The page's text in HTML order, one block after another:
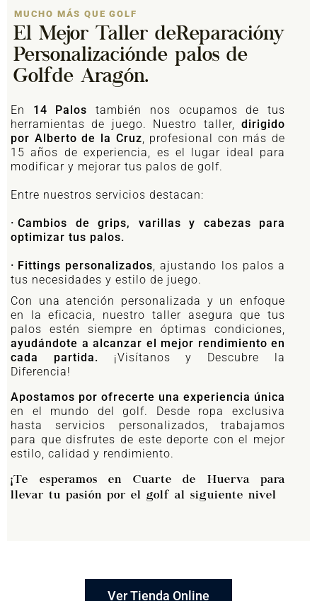
MUCHO MÁS QUE GOLF
El Mejor Taller deReparacióny
Personalizaciónde palos de
Golfde Aragón.
En 14 Palos también nos ocupamos de tus
herramientas de juego. Nuestro taller, dirigido
por Alberto de la Cruz , profesional con más de
15 años de experiencia, es el lugar ideal para
modificar y mejorar tus palos de golf.
Entre nuestros servicios destacan:
· Cambios de grips, varillas y cabezas para
optimizar tus palos.
· Fittings personalizados , ajustando los palos a
tus necesidades y estilo de juego.
Con una atención personalizada y un enfoque
en la eficacia, nuestro taller asegura que tus
palos estén siempre en óptimas condiciones,
ayudándote a alcanzar el mejor rendimiento en
cada partida. ¡Visítanos y Descubre la
Diferencia!
Apostamos por ofrecerte una experiencia única
en el mundo del golf. Desde ropa exclusiva
hasta servicios personalizados, trabajamos
para que disfrutes de este deporte con el mejor
estilo, calidad y rendimiento.
¡Te esperamos en Cuarte de Huerva para
llevar tu pasión por el golf al siguiente nivel
Ver Tienda Online